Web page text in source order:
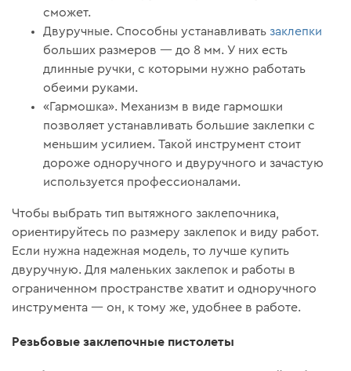
сможет.
Двуручные. Способны устанавливать заклепки
больших размеров — до 8 мм. У них есть
длинные ручки, с которыми нужно работать
обеими руками.
«Гармошка». Механизм в виде гармошки
позволяет устанавливать большие заклепки с
меньшим усилием. Такой инструмент стоит
дороже одноручного и двуручного и зачастую
используется профессионалами.
Чтобы выбрать тип вытяжного заклепочника,
ориентируйтесь по размеру заклепок и виду работ.
Если нужна надежная модель, то лучше купить
двуручную. Для маленьких заклепок и работы в
ограниченном пространстве хватит и одноручного
инструмента — он, к тому же, удобнее в работе.
Резьбовые заклепочные пистолеты